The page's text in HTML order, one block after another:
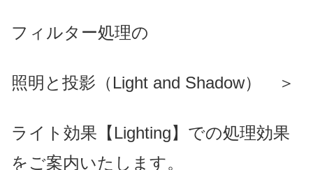
フィルター処理の
照明と投影（Light and Shadow） ＞
ライト効果【Lighting】での処理効果
をご案内いたします。